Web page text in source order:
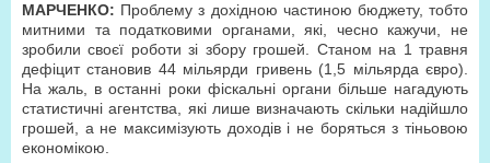
МАРЧЕНКО: Проблему з дохідною частиною бюджету, тобто
митними та податковими органами, які, чесно кажучи, не
зробили своєї роботи зі збору грошей. Станом на 1 травня
дефіцит становив 44 мільярди гривень (1,5 мільярда євро).
На жаль, в останні роки фіскальні органи більше нагадують
статистичні агентства, які лише визначають скільки надійшло
грошей, а не максимізують доходів і не боряться з тіньовою
економікою.